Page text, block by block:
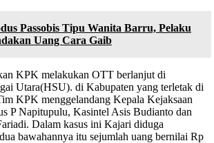
Passobis Tipu Wanita Barru, Pelaku
Uang Cara Gaib
KPK melakukan OTT berlanjut di
Utara(HSU). di Kabupaten yang terletak di
KPK menggelandang Kepala Kejaksaan
P Napitupulu, Kasintel Asis Budianto dan
Dalam kasus ini Kajari diduga
bawahannya itu sejumlah uang bernilai Rp